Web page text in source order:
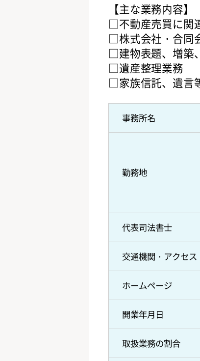
【主な業務内容】
□不動産売買に関
□株式会社・合同
□建物表題、増築
□遺産整理業務
□家族信託、遺言
事務所名
勤務地
代表司法書士
交通機関・アクセス
ホームページ
開業年月日
取扱業務の割合